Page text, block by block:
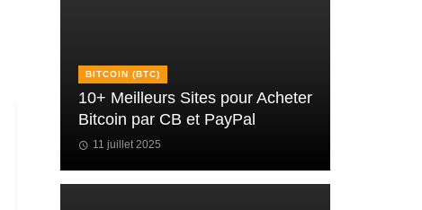
BITCOIN (BTC)
10+ Meilleurs Sites pour Acheter
Bitcoin par CB et PayPal
11 juillet 2025